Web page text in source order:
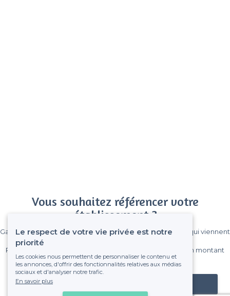
Vous souhaitez référencer votre
établissement ?
Gagnez de nombreux clients parmi le million de visiteurs qui viennent
Pas de commissions et sans engagement, vous payez un montant
fixe sans risque de voir déraper la facture.
Référencer mon établissement
Le respect de votre vie privée est notre
priorité
Les cookies nous permettent de personnaliser le contenu et
les annonces, d'offrir des fonctionnalités relatives aux médias
sociaux et d'analyser notre trafic.
En savoir plus